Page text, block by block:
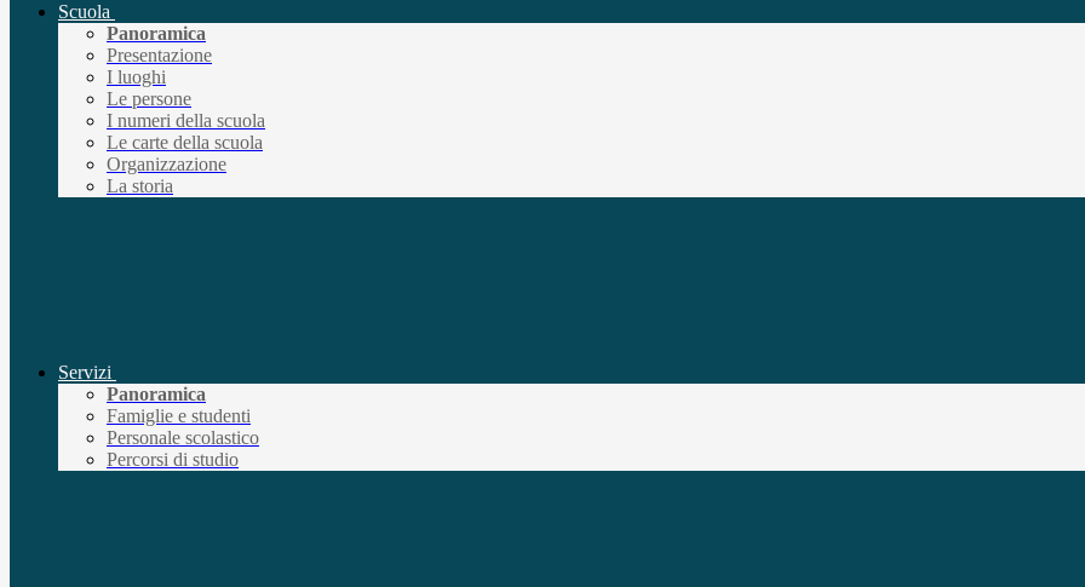
Scuola
Panoramica
Presentazione
I luoghi
Le persone
I numeri della scuola
Le carte della scuola
Organizzazione
La storia
Servizi
Panoramica
Famiglie e studenti
Personale scolastico
Percorsi di studio